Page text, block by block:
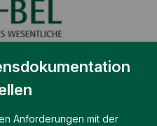
Anforderungen mit der